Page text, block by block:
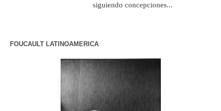
siguiendo concepciones...
FOUCAULT LATINOAMERICA